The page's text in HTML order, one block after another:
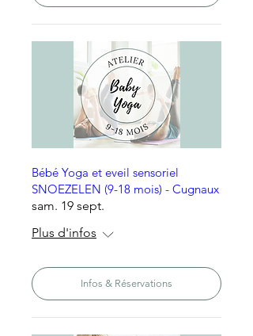
Bébé Yoga et eveil sensoriel
SNOEZELEN (9-18 mois) - Cugnaux
sam. 19 sept.
Plus d'infos
Infos & Réservations